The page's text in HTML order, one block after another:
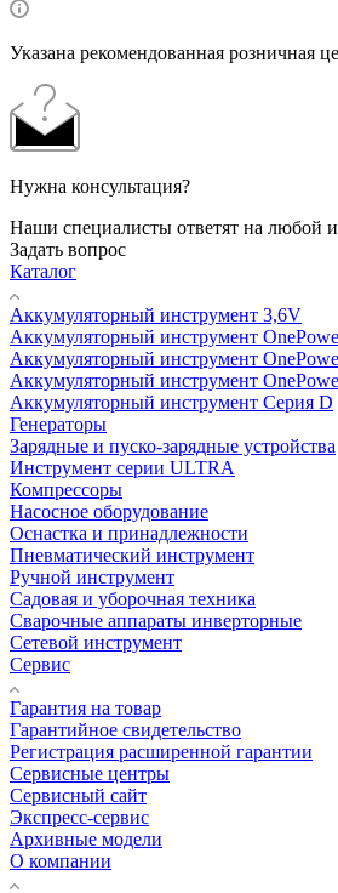
Указана рекомендованная розничная
Нужна консультация?
Наши специалисты ответят на любой
Задать вопрос
Каталог
Аккумуляторный инструмент 3,6V
Аккумуляторный инструмент
Аккумуляторный инструмент
Аккумуляторный инструмент
Аккумуляторный инструмент Серия D
Генераторы
Зарядные и пуско-зарядные устройства
Инструмент серии ULTRA
Компрессоры
Насосное оборудование
Оснастка и принадлежности
Пневматический инструмент
Ручной инструмент
Садовая и уборочная техника
Сварочные аппараты инверторные
Сетевой инструмент
Сервис
Гарантия на товар
Гарантийное свидетельство
Регистрация расширенной гарантии
Сервисные центры
Сервисный сайт
Экспресс-сервис
Архивные модели
О компании